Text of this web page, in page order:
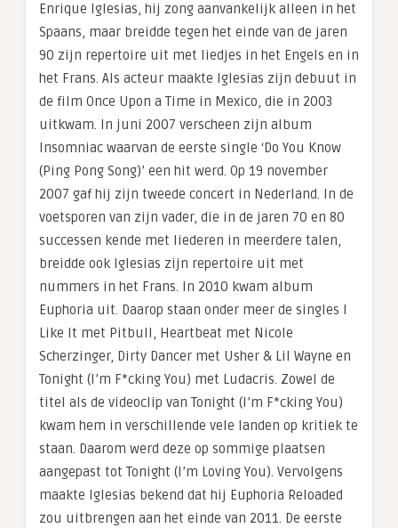
Enrique Iglesias, hij zong aanvankelijk alleen in het
Spaans, maar breidde tegen het einde van de jaren
90 zijn repertoire uit met liedjes in het Engels en in
het Frans. Als acteur maakte Iglesias zijn debuut in
de film Once Upon a Time in Mexico, die in 2003
uitkwam. In juni 2007 verscheen zijn album
Insomniac waarvan de eerste single ‘Do You Know
(Ping Pong Song)’ een hit werd. Op 19 november
2007 gaf hij zijn tweede concert in Nederland. In de
voetsporen van zijn vader, die in de jaren 70 en 80
successen kende met liederen in meerdere talen,
breidde ook Iglesias zijn repertoire uit met
nummers in het Frans. In 2010 kwam album
Euphoria uit. Daarop staan onder meer de singles I
Like It met Pitbull, Heartbeat met Nicole
Scherzinger, Dirty Dancer met Usher & Lil Wayne en
Tonight (I’m F*cking You) met Ludacris. Zowel de
titel als de videoclip van Tonight (I’m F*cking You)
kwam hem in verschillende vele landen op kritiek te
staan. Daarom werd deze op sommige plaatsen
aangepast tot Tonight (I’m Loving You). Vervolgens
maakte Iglesias bekend dat hij Euphoria Reloaded
zou uitbrengen aan het einde van 2011. De eerste